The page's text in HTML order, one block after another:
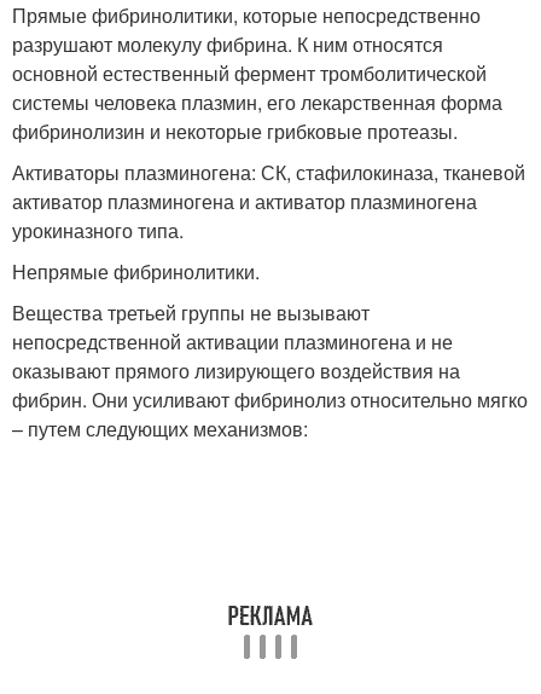
Прямые фибринолитики, которые непосредственно
разрушают молекулу фибрина. К ним относятся
основной естественный фермент тромболитической
системы человека плазмин, его лекарственная форма
фибринолизин и некоторые грибковые протеазы.
Активаторы плазминогена: СК, стафилокиназа, тканевой
активатор плазминогена и активатор плазминогена
урокиназного типа.
Непрямые фибринолитики.
Вещества третьей группы не вызывают
непосредственной активации плазминогена и не
оказывают прямого лизирующего воздействия на
фибрин. Они усиливают фибринолиз относительно мягко
– путем следующих механизмов: